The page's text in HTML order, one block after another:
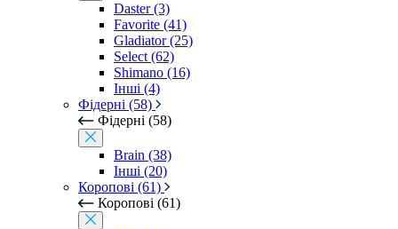
Daster (3)
Favorite (41)
Gladiator (25)
Select (62)
Shimano (16)
Інші (4)
Фідерні (58)
Фідерні (58)
Brain (38)
Інші (20)
Коропові (61)
Коропові (61)